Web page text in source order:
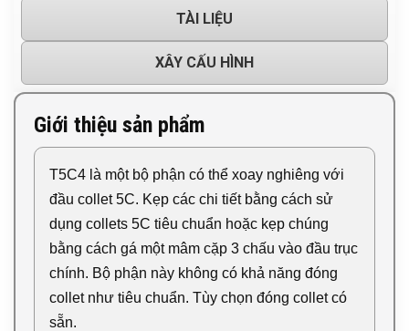
TÀI LIỆU
XÂY CẤU HÌNH
Giới thiệu sản phẩm
T5C4 là một bộ phận có thể xoay nghiêng với
đầu collet 5C. Kẹp các chi tiết bằng cách sử
dụng collets 5C tiêu chuẩn hoặc kẹp chúng
bằng cách gá một mâm cặp 3 chấu vào đầu trục
chính. Bộ phận này không có khả năng đóng
collet như tiêu chuẩn. Tùy chọn đóng collet có
sẵn.